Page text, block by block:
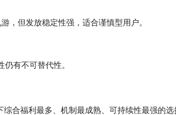
，但发放稳定性强，适合谨慎型用户。
有不可替代性。
合福利最多、机制最成熟、可持续性最强的选